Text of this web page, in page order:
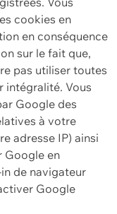
cookies en
en conséquence
sur le fait que,
pas utiliser toutes
intégralité. Vous
Google des
à votre
adresse IP) ainsi
Google en
de navigateur
Google